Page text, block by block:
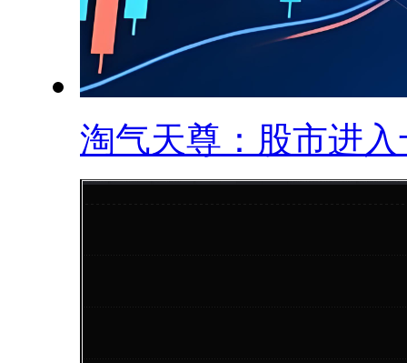
淘气天尊：股市进入